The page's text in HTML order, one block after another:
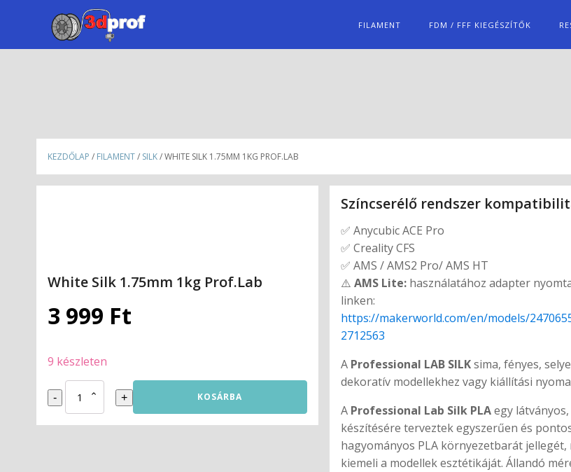
FILAMENT FDM / FFF KIEGÉSZÍTŐK
KEZDŐLAP / FILAMENT/ SILK/ WHITE SILK 1.75MM 1KG PROF.LAB
White Silk 1.75mm 1kg Prof.Lab
3 999 Ft
9 készleten
-
1.75mm
1kg
+ KOSÁRBA
Színcserélő rendszer
✅ Anycubic ACE Pro
✅ Creality CFS
✅ AMS / AMS2 Pro/ AMS HT
⚠️ AMS Lite:használatához adapter
linken:
https://makerworld.com/en/models/
2712563
A Professional LAB SILKsima, fényes,
dekoratív modellekhez vagy kiállítási
A Professional Lab Silk PLAegy
készítésére terveztek egyszerűen és
hagyományos PLA környezetbarát
kiemeli a modellek esztétikáját. Állandó